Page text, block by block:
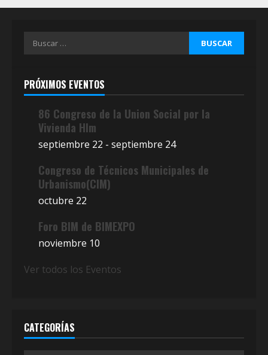
Buscar:
PRÓXIMOS EVENTOS
86 Congreso de la Union Social por la
Vivienda Hlm
septiembre 22 - septiembre 24
Congreso de Técnicos Municipales de
Urbanismo(CIM)
octubre 22
Foro BIM de BIMEXPO
noviembre 10
Ver todos los Eventos
CATEGORÍAS